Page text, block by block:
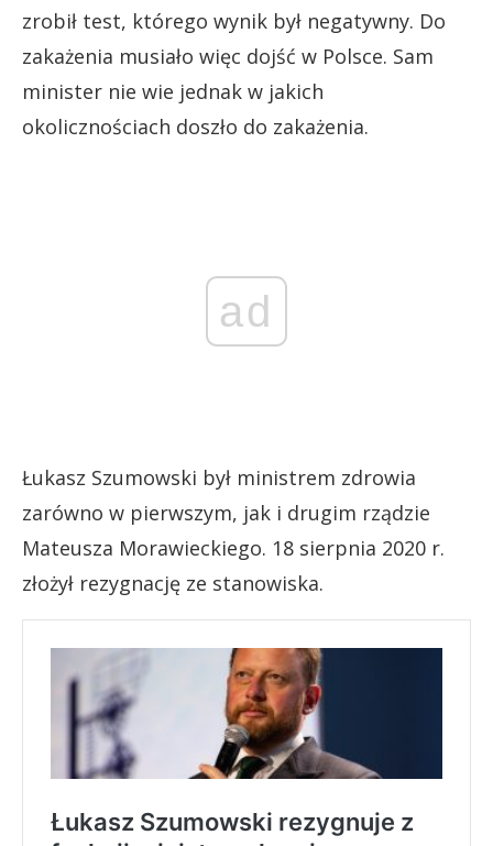
zrobił test, którego wynik był negatywny. Do
zakażenia musiało więc dojść w Polsce. Sam
minister nie wie jednak w jakich
okolicznościach doszło do zakażenia.
ad
Łukasz Szumowski był ministrem zdrowia
zarówno w pierwszym, jak i drugim rządzie
Mateusza Morawieckiego. 18 sierpnia 2020 r.
złożył rezygnację ze stanowiska.